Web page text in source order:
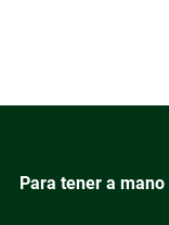
Para tener a mano